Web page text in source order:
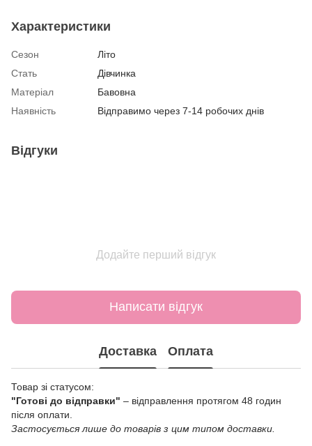
Характеристики
Сезон
Літо
Стать
Дівчинка
Матеріал
Бавовна
Наявність
Відправимо через 7-14 робочих днів
Відгуки
Додайте перший відгук
Написати відгук
Доставка Оплата
Товар зі статусом:
"Готові до відправки" – відправлення протягом 48 годин
після оплати.
Застосується лише до товарів з цим типом доставки.